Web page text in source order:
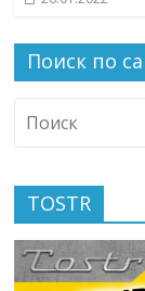
Поиск по
TOSTR